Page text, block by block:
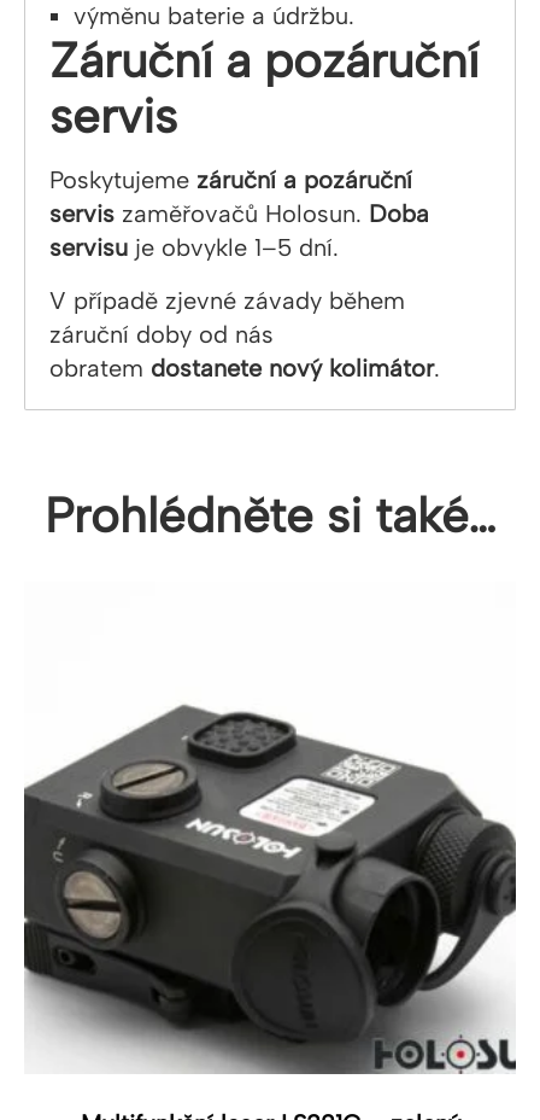
výměnu baterie a údržbu.
Záruční a pozáruční
servis
Poskytujeme záruční a pozáruční
servis zaměřovačů Holosun. Doba
servisu je obvykle 1–5 dní.
V případě zjevné závady během
záruční doby od nás
obratem dostanete nový kolimátor.
Prohlédněte si také…